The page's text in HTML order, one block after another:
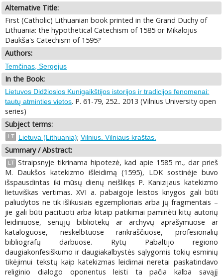
Alternative Title:
First (Catholic) Lithuanian book printed in the Grand Duchy of
Lithuania: the hypothetical Catechism of 1585 or Mikalojus
Daukša's Catechism of 1595?
Authors:
Temčinas, Sergejus
In the Book:
Lietuvos Didžiosios Kunigaikštijos istorijos ir tradicijos fenomenai:
tautų atminties vietos. P. 61-79, 252.. 2013 (Vilnius University open
series)
Subject terms:
LT Lietuva (Lithuania); Vilnius. Vilniaus kraštas.
Summary / Abstract:
LT Straipsnyje tikrinama hipotezė, kad apie 1585 m., dar prieš
M. Daukšos katekizmo išleidimą (1595), LDK sostinėje buvo
išspausdintas iki mūsų dienų neišlikęs P. Kanizijaus katekizmo
lietuviškas vertimas. XVI a. pabaigoje leistos knygos gali būti
paliudytos ne tik išlikusiais egzemplioriais arba jų fragmentais –
jie gali būti pacituoti arba kitaip patikimai paminėti kitų autorių
leidiniuose, senųjų bibliotekų ar archyvų aprašymuose ar
kataloguose, neskelbtuose rankraščiuose, profesionalių
bibliografų darbuose. Rytų Pabaltijo regiono
daugiakonfesiškumo ir daugiakalbystės sąlygomis tokių esminių
tikėjimui tekstų kaip katekizmas leidimai neretai paskatindavo
religinio dialogo oponentus leisti ta pačia kalba savąjį